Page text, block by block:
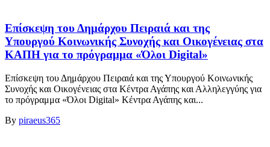
Επίσκεψη του Δημάρχου Πειραιά και της
Υπουργού Κοινωνικής Συνοχής και Οικογένειας στα
ΚΑΠΗ για το πρόγραμμα «Όλοι Digital»
Επίσκεψη του Δημάρχου Πειραιά και της Υπουργού Κοινωνικής
Συνοχής και Οικογένειας στα Κέντρα Αγάπης και Αλληλεγγύης για
το πρόγραμμα «Όλοι Digital» Κέντρα Αγάπης και...
By piraeus365